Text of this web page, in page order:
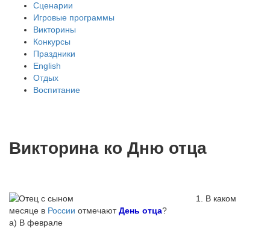
Сценарии
Игровые программы
Викторины
Конкурсы
Праздники
English
Отдых
Воспитание
Викторина ко Дню отца
1. В каком
месяце в России отмечаютДень отца?
а) В феврале